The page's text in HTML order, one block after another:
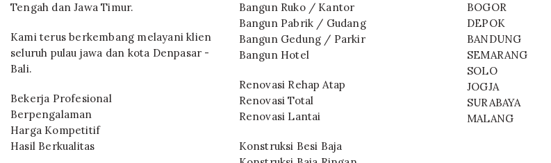
Tengah dan Jawa Timur.
Kami terus berkembang melayani klien
seluruh pulau jawa dan kota Denpasar -
Bali.
Bekerja Profesional
Berpengalaman
Harga Kompetitif
Hasil Berkualitas
Bangun Ruko / Kantor
Bangun Pabrik / Gudang
Bangun Gedung / Parkir
Bangun Hotel
Renovasi Rehap Atap
Renovasi Total
Renovasi Lantai
Konstruksi Besi Baja
BOGOR
DEPOK
BANDUNG
SEMARANG
SOLO
JOGJA
SURABAYA
MALANG